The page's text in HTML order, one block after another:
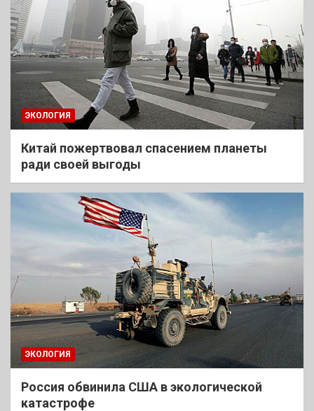
ЭКОЛОГИЯ
Китай пожертвовал спасением планеты
ради своей выгоды
ЭКОЛОГИЯ
Россия обвинила США в экологической
катастрофе